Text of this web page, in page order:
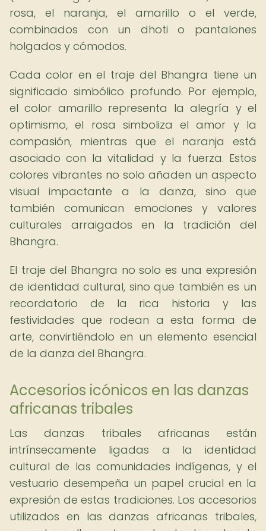
rosa, el naranja, el amarillo o el verde,
combinados con un dhoti o pantalones
holgados y cómodos.
Cada color en el traje del Bhangra tiene un
significado simbólico profundo. Por ejemplo,
el color amarillo representa la alegría y el
optimismo, el rosa simboliza el amor y la
compasión, mientras que el naranja está
asociado con la vitalidad y la fuerza. Estos
colores vibrantes no solo añaden un aspecto
visual impactante a la danza, sino que
también comunican emociones y valores
culturales arraigados en la tradición del
Bhangra.
El traje del Bhangra no solo es una expresión
de identidad cultural, sino que también es un
recordatorio de la rica historia y las
festividades que rodean a esta forma de
arte, convirtiéndolo en un elemento esencial
de la danza del Bhangra.
Accesorios icónicos en las danzas
africanas tribales
Las danzas tribales africanas están
intrínsecamente ligadas a la identidad
cultural de las comunidades indígenas, y el
vestuario desempeña un papel crucial en la
expresión de estas tradiciones. Los accesorios
utilizados en las danzas africanas tribales,